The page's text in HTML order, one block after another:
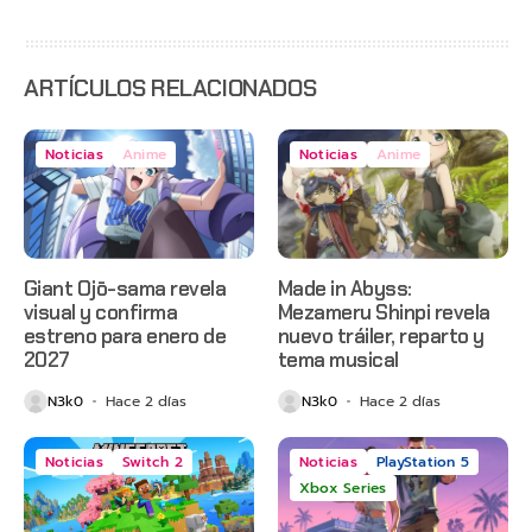
ARTÍCULOS RELACIONADOS
Noticias Anime
Giant Ojō-sama revela
visual y confirma
estreno para enero de
2027
N3k0 Hace 2 días
Noticias Anime
Made in Abyss:
Mezameru Shinpi revela
nuevo tráiler, reparto y
tema musical
N3k0 Hace 2 días
Noticias Switch 2 Noticias
PlayStation 5
Xbox Series